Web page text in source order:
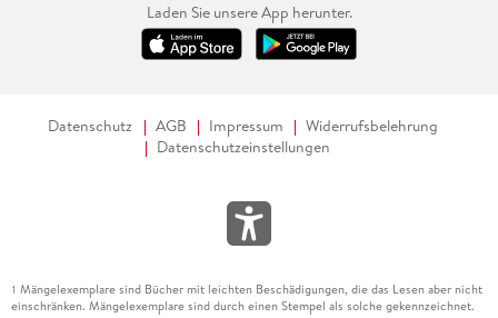
Laden Sie unsere App herunter.
Datenschutz AGB Impressum
Widerrufsbelehrung
Datenschutzeinstellungen
1 Mängelexemplare sind Bücher mit leichten Beschädigungen, die das Lesen aber nicht
einschränken. Mängelexemplare sind durch einen Stempel als solche gekennzeichnet.